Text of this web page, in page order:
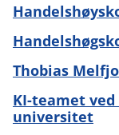
Thobias
KI-teamet
universitet